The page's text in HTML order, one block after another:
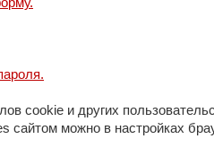
cookie и других
сайтом можно в настройках